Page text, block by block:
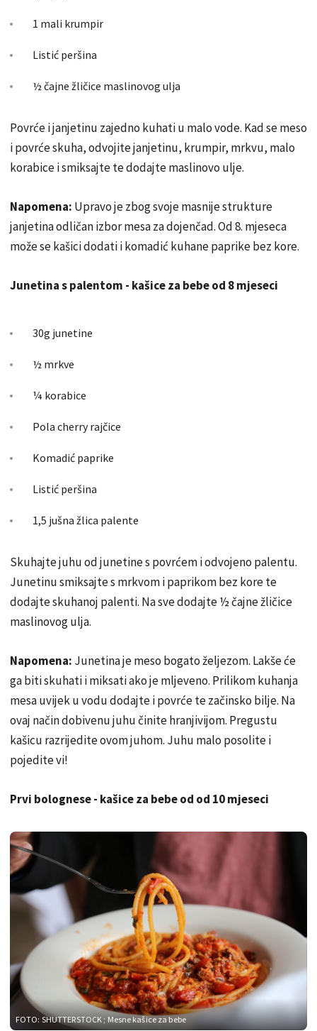
1 mali krumpir
Listić peršina
½ čajne žličice maslinovog ulja
Povrće i janjetinu zajedno kuhati u malo vode. Kad se meso
i povrće skuha, odvojite janjetinu, krumpir, mrkvu, malo
korabice i smiksajte te dodajte maslinovo ulje.
Napomena: Upravo je zbog svoje masnije strukture
janjetina odličan izbor mesa za dojenčad. Od 8. mjeseca
može se kašici dodati i komadić kuhane paprike bez kore.
Junetina s palentom - kašice za bebe od 8 mjeseci
30g junetine
½ mrkve
¼ korabice
Pola cherry rajčice
Komadić paprike
Listić peršina
1,5 jušna žlica palente
Skuhajte juhu od junetine s povrćem i odvojeno palentu.
Junetinu smiksajte s mrkvom i paprikom bez kore te
dodajte skuhanoj palenti. Na sve dodajte ½ čajne žličice
maslinovog ulja.
Napomena: Junetina je meso bogato željezom. Lakše će
ga biti skuhati i miksati ako je mljeveno. Prilikom kuhanja
mesa uvijek u vodu dodajte i povrće te začinsko bilje. Na
ovaj način dobivenu juhu činite hranjivijom. Pregustu
kašicu razrijedite ovom juhom. Juhu malo posolite i
pojedite vi!
Prvi bolognese - kašice za bebe od od 10 mjeseci
FOTO: SHUTTERSTOCK; Mesne kašice za bebe